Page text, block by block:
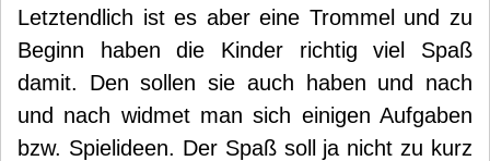
Letztendlich ist es aber eine Trommel und zu
Beginn haben die Kinder richtig viel Spaß
damit. Den sollen sie auch haben und nach
und nach widmet man sich einigen Aufgaben
bzw. Spielideen. Der Spaß soll ja nicht zu kurz